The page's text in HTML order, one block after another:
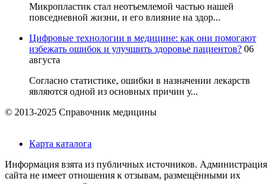
Микропластик стал неотъемлемой частью нашей
повседневной жизни, и его влияние на здор...
Цифровые технологии в медицине: как они помогают
избежать ошибок и улучшить здоровье пациентов? 06
августа
Согласно статистике, ошибки в назначении лекарств
являются одной из основных причин у...
© 2013-2025 Справочник медицины
Карта каталога
Информация взята из публичных источников. Администрация
сайта не имеет отношения к отзывам, размещёнными их